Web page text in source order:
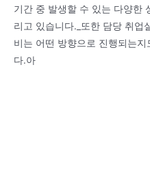
기간 중 발생할 수 있는 다양한
리고 있습니다._또한 담당 취업
비는 어떤 방향으로 진행되는
다.아